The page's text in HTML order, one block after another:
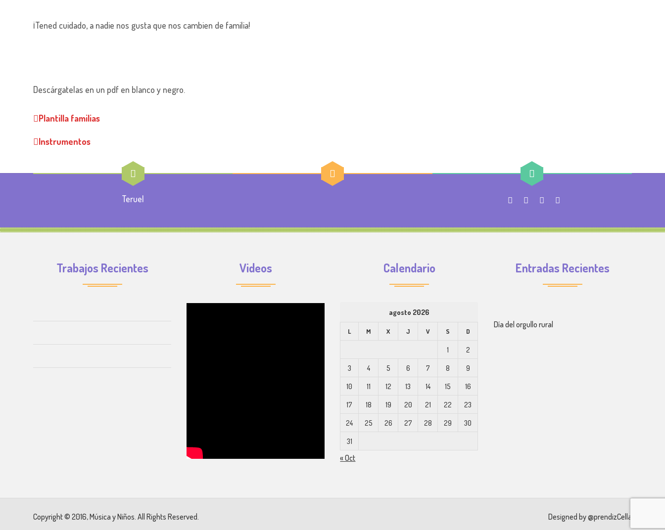
¡Tened cuidado, a nadie nos gusta que nos cambien de familia!
Descárgatelas en un pdf en blanco y negro.
Plantilla familias
Instrumentos
Teruel
Trabajos Recientes Videos Calendario
agosto 2026
L M X J V S D
1 2
3 4 5 6 7 8 9
10 11 12 13 14 15 16
17 18 19 20 21 22 23
24 25 26 27 28 29 30
31
« Oct
Entradas Recientes
Día del orgullo rural
Copyright © 2016, Música y Niños. All Rights Reserved. Designed by@prendizCella